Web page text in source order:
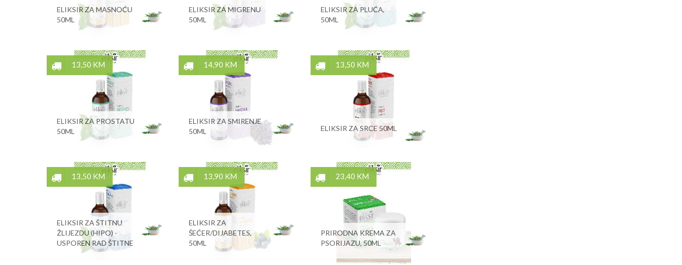
ELIKSIR ZA MASNOĆU
50ML
ELIKSIR ZA MIGRENU
50ML
ELIKSIR ZA PLUĆA,
50ML
13,50 KM
ELIKSIR ZA PROSTATU
50ML
14,90 KM
ELIKSIR ZA SMIRENJE
50ML
13,50 KM
ELIKSIR ZA SRCE 50ML
13,50 KM
ELIKSIR ZA ŠTITNU
ŽLIJEZDU (HIPO) -
USPOREN RAD ŠTITNE
13,90 KM
ELIKSIR ZA
ŠEĆER/DIJABETES,
50ML
23,40 KM
PRIRODNA KREMA ZA
PSORIJAZU, 50ML